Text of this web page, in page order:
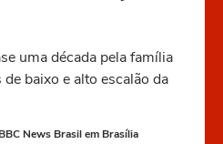
uma década pela família
baixo e alto escalão da
News Brasil em Brasília